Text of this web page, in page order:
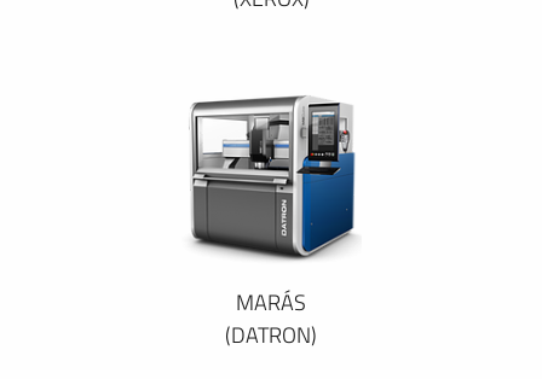
MARÁS
(DATRON)